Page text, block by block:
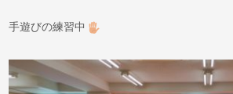
手遊びの練習中